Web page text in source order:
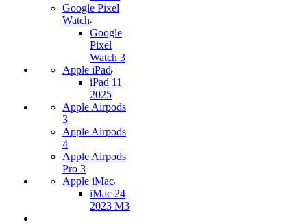
Google Pixel
Watch
Google
Pixel
Watch 3
Apple iPad
iPad 11
2025
Apple Airpods
3
Apple Airpods
4
Apple Airpods
Pro 3
Apple iMac
iMac 24
2023 M3